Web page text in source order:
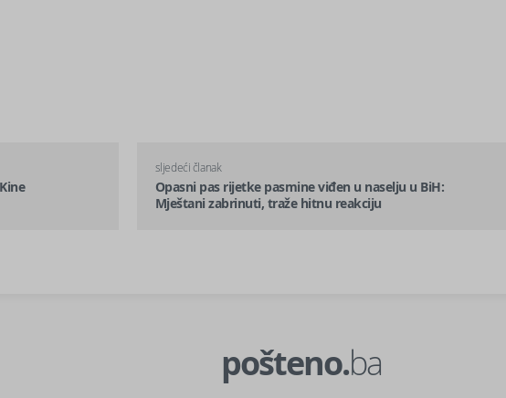
sljedeći članak
Opasni pas rijetke pasmine viđen u naselju u BiH:
Mještani zabrinuti, traže hitnu reakciju
pošteno.ba